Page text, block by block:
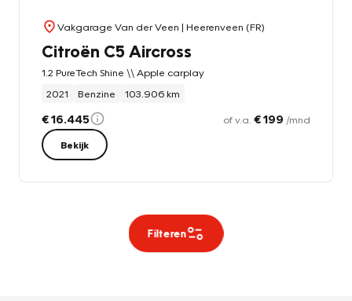
Vakgarage Van der Veen | Heerenveen (FR)
Citroën C5 Aircross
1.2 PureTech Shine \\ Apple carplay
2021
Benzine 103.906 km
€ 16.445 of v.a. € 199 /mnd
Bekijk
Filteren